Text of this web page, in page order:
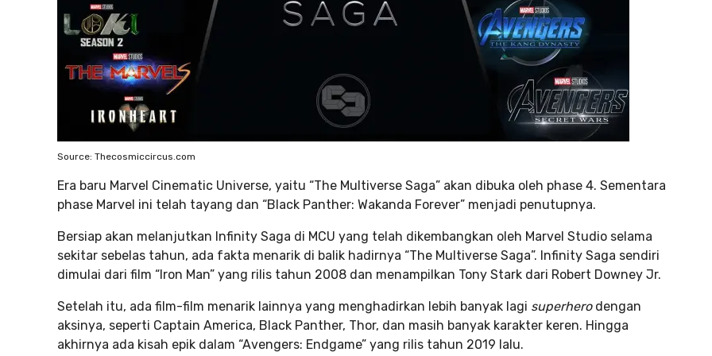
Source: Thecosmiccircus.com
Era baru Marvel Cinematic Universe, yaitu “The Multiverse Saga” akan dibuka oleh phase 4. Sementara
phase Marvel ini telah tayang dan “Black Panther: Wakanda Forever” menjadi penutupnya.
Bersiap akan melanjutkan Infinity Saga di MCU yang telah dikembangkan oleh Marvel Studio selama
sekitar sebelas tahun, ada fakta menarik di balik hadirnya “The Multiverse Saga”. Infinity Saga sendiri
dimulai dari film “Iron Man” yang rilis tahun 2008 dan menampilkan Tony Stark dari Robert Downey Jr.
Setelah itu, ada film-film menarik lainnya yang menghadirkan lebih banyak lagi superhero dengan
aksinya, seperti Captain America, Black Panther, Thor, dan masih banyak karakter keren. Hingga
akhirnya ada kisah epik dalam “Avengers: Endgame” yang rilis tahun 2019 lalu.